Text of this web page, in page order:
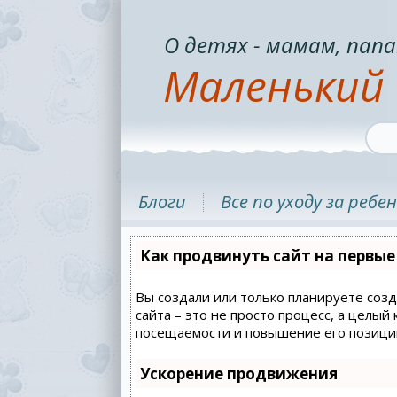
Маленький
О детях - мамам,
Блоги Все по уходу за
Как продвинуть сайт на
Вы создали или только планируете
сайта – это не просто процесс, а
посещаемости и повышение его
Ускорение продвижения